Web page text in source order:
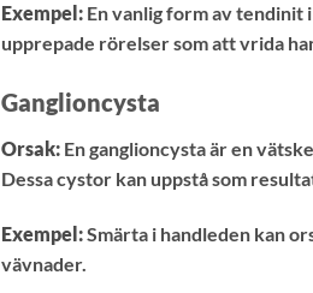
Exempel:En vanlig form av tendinit
upprepade rörelser som att vrida
Ganglioncysta
Orsak:En ganglioncysta är en
Dessa cystor kan uppstå som
Exempel:Smärta i handleden kan
vävnader.